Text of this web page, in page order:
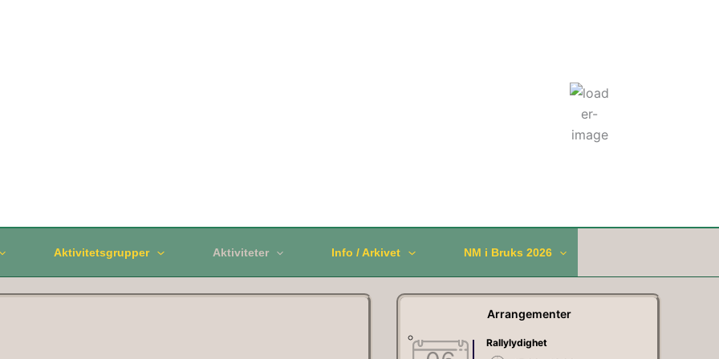
19
Enkelte Skyer
Aktivitetsgrupper Aktiviteter Info / Arkivet NM i Bruks 2026
Arrangementer
Rallylydighet